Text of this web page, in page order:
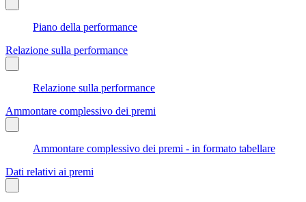
Piano della performance
Relazione sulla performance
Relazione sulla performance
Ammontare complessivo dei premi
Ammontare complessivo dei premi - in formato tabellare
Dati relativi ai premi